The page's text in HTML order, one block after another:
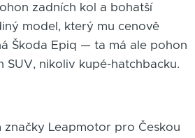
zadních kol a bohatší
model, který mu cenově
Škoda Epiq — ta má ale pohon
SUV, nikoliv kupé-hatchbacku.
značky Leapmotor pro Českou